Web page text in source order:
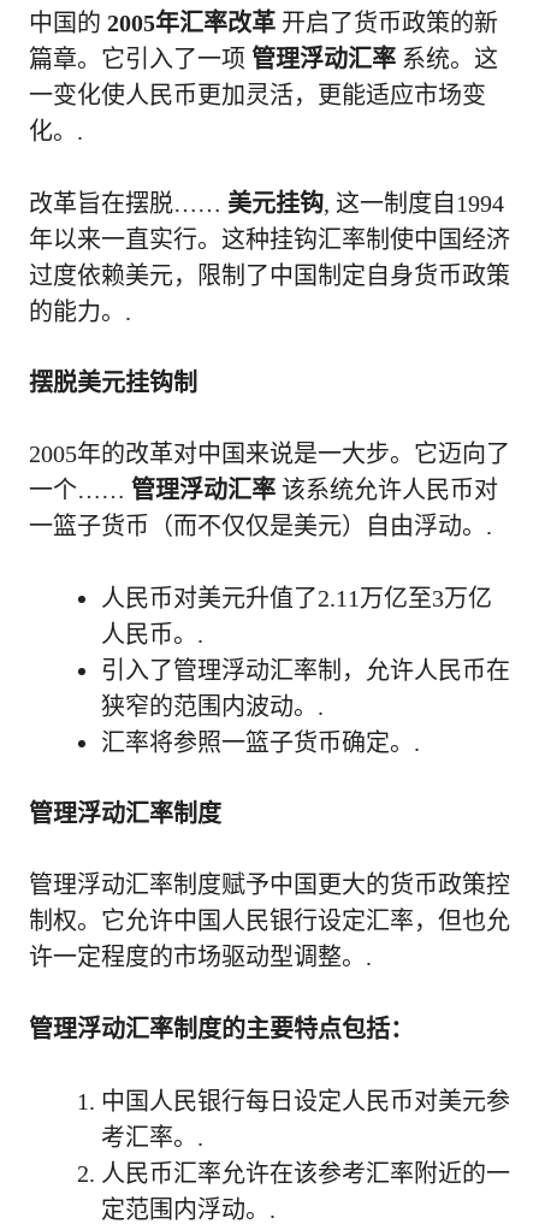
中国的 2005年汇率改革 开启了货币政策的新
篇章。它引入了一项 管理浮动汇率 系统。这
一变化使人民币更加灵活，更能适应市场变
化。.
改革旨在摆脱…… 美元挂钩, 这一制度自1994
年以来一直实行。这种挂钩汇率制使中国经济
过度依赖美元，限制了中国制定自身货币政策
的能力。.
摆脱美元挂钩制
2005年的改革对中国来说是一大步。它迈向了
一个…… 管理浮动汇率 该系统允许人民币对
一篮子货币（而不仅仅是美元）自由浮动。.
人民币对美元升值了2.11万亿至3万亿
人民币。.
引入了管理浮动汇率制，允许人民币在
狭窄的范围内波动。.
汇率将参照一篮子货币确定。.
管理浮动汇率制度
管理浮动汇率制度赋予中国更大的货币政策控
制权。它允许中国人民银行设定汇率，但也允
许一定程度的市场驱动型调整。.
管理浮动汇率制度的主要特点包括：
中国人民银行每日设定人民币对美元参
考汇率。.
人民币汇率允许在该参考汇率附近的一
定范围内浮动。.